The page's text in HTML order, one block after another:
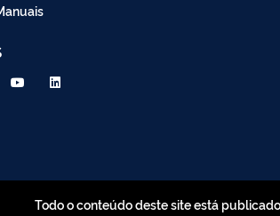
Todo o conteúdo deste site está